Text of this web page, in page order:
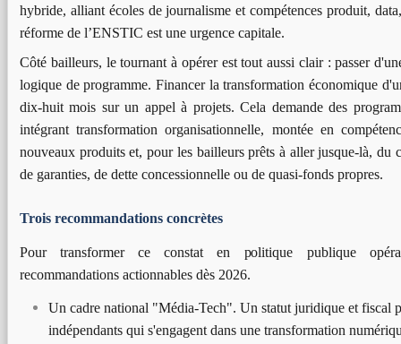
hybride, alliant écoles de journalisme et compétences produit,
réforme de l’ENSTIC est une urgence capitale.
Côté bailleurs, le tournant à opérer est tout aussi clair : passer
logique de programme. Financer la transformation économique
dix-huit mois sur un appel à projets. Cela demande des
intégrant transformation organisationnelle, montée en
nouveaux produits et, pour les bailleurs prêts à aller jusque-là, du
de garanties, de dette concessionnelle ou de quasi-fonds propres.
Trois recommandations concrètes
Pour transformer ce constat en politique publique
recommandations actionnables dès 2026.
Un cadre national "Média-Tech". Un statut juridique et fiscal
indépendants qui s'engagent dans une transformation